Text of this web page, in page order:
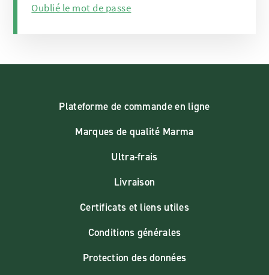
Oublié le mot de passe
Plateforme de commande en ligne
Marques de qualité Marma
Ultra-frais
Livraison
Certificats et liens utiles
Conditions générales
Protection des données